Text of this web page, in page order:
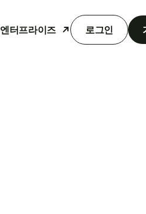
엔터프라이즈 로그인